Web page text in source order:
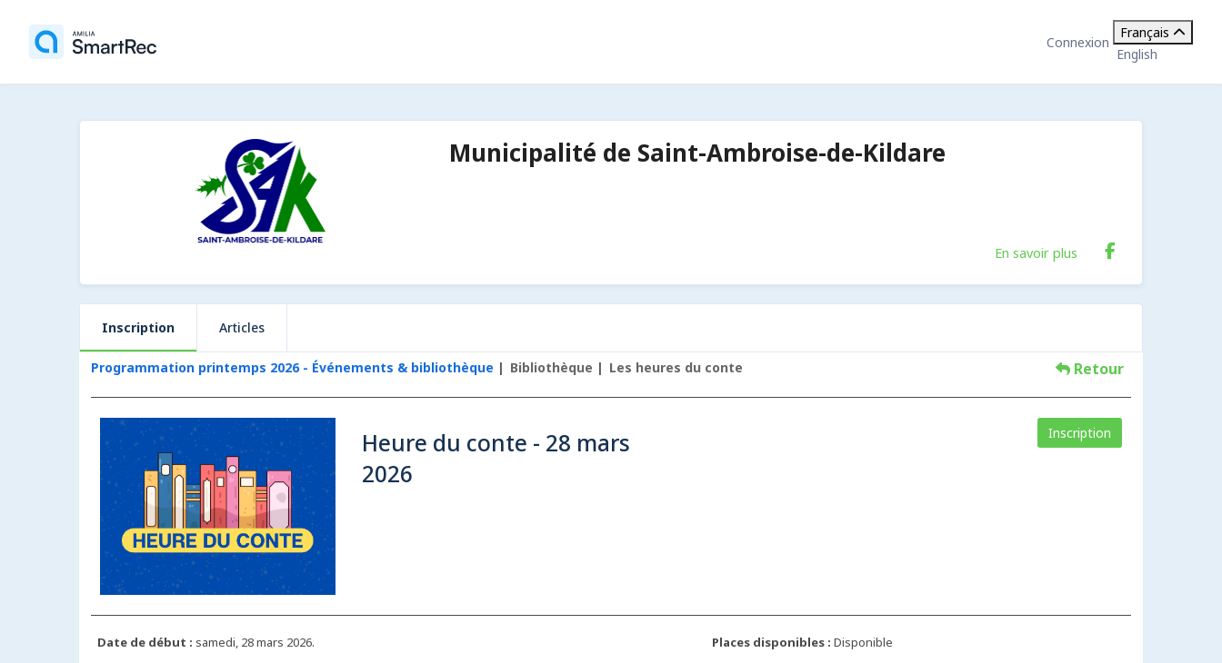
Connexion
Français
English
Municipalité de Saint-Ambroise-de-Kildare
En savoir plus
Inscription Articles
Programmation printemps 2026 - Événements & bibliothèque Bibliothèque Les heures du conte Retour
Heure du conte - 28 mars
2026
Inscription
Date de début : samedi, 28 mars 2026.
Places disponibles : Disponible